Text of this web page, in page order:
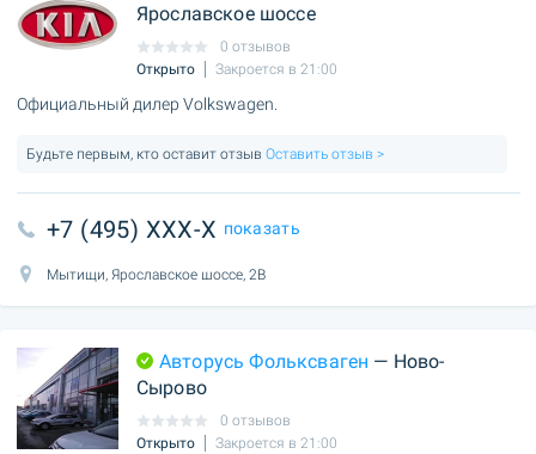
Ярославское шоссе
0 отзывов
Открыто
Закроется в 21:00
Официальный дилер Volkswagen.
Будьте первым, кто оставит отзыв Оставить отзыв >
+7 (495) XXX-X показать
Мытищи, Ярославское шоссе, 2В
Авторусь Фольксваген — Ново-
Сырово
0 отзывов
Открыто
Закроется в 21:00